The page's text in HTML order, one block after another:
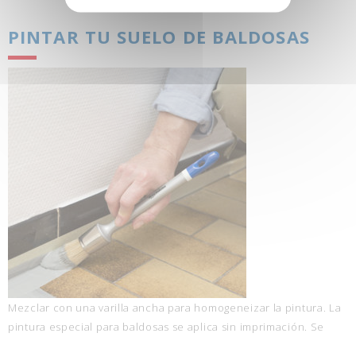
PINTAR TU SUELO DE BALDOSAS
Mezclar con una varilla ancha para homogeneizar la pintura. La
pintura especial para baldosas se aplica sin imprimación. Se